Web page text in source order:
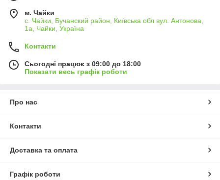
м. Чайки
с. Чайки, Бучанский район, Київська обл вул. Антонова,
1а, Чайки, Україна
Контакти
Сьогодні працює з 09:00 до 18:00
Показати весь графік роботи
Про нас
Контакти
Доставка та оплата
Графік роботи